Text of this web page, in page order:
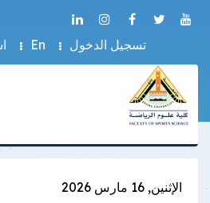
تسجيل الدخول En
الإثنين, 16 مارس 2026